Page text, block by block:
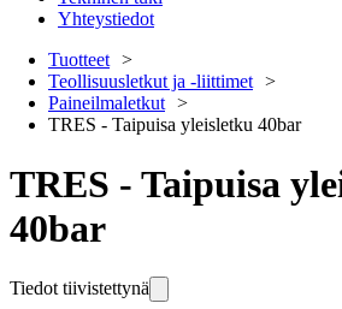
Yhteystiedot
Tuotteet
Teollisuusletkut ja -liittimet
Paineilmaletkut
TRES - Taipuisa yleisletku 40bar
TRES - Taipuisa
40bar
Tiedot tiivistettynä